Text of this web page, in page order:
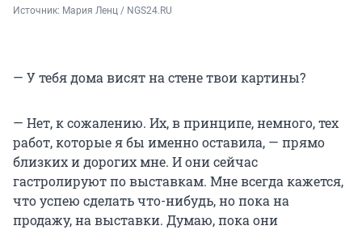
Источник: Мария Ленц / NGS24.RU
— У тебя дома висят на стене твои картины?
— Нет, к сожалению. Их, в принципе, немного, тех
работ, которые я бы именно оставила, — прямо
близких и дорогих мне. И они сейчас
гастролируют по выставкам. Мне всегда кажется,
что успею сделать что-нибудь, но пока на
продажу, на выставки. Думаю, пока они